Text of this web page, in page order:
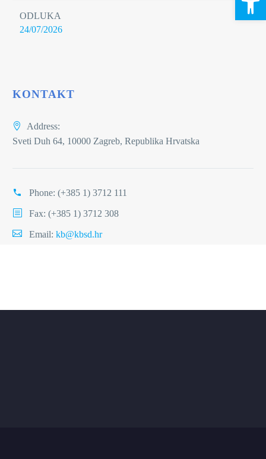
ODLUKA
24/07/2026
KONTAKT
Address:
Sveti Duh 64, 10000 Zagreb, Republika Hrvatska
Phone: (+385 1) 3712 111
Fax: (+385 1) 3712 308
Email: kb@kbsd.hr